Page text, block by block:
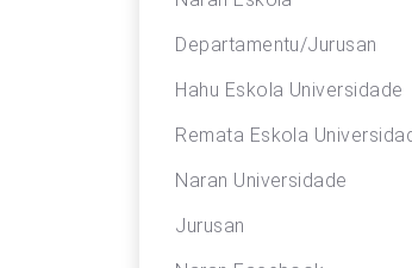
Departamentu/
Hahu Eskola
Remata Eskola
Naran Universidade
Jurusan :